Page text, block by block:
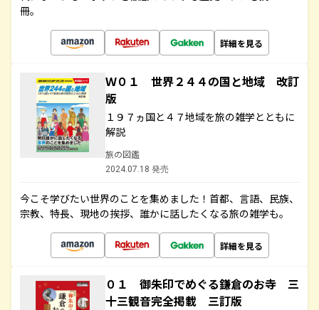
冊。
詳細を見る
Ｗ０１ 世界２４４の国と地域 改訂
版
１９７ヵ国と４７地域を旅の雑学とともに
解説
旅の図鑑
2024.07.18 発売
今こそ学びたい世界のことを集めました！首都、言語、民族、
宗教、特長、現地の挨拶、誰かに話したくなる旅の雑学も。
詳細を見る
０１ 御朱印でめぐる鎌倉のお寺 三
十三観音完全掲載 三訂版